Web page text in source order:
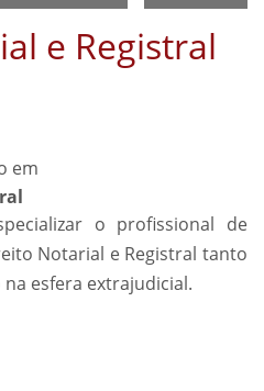
e Registral
em
o profissional de
Notarial e Registral tanto
esfera extrajudicial.